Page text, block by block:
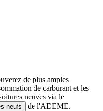
de plus amples
de carburant et les
neuves via le
neufs
de l'ADEME.